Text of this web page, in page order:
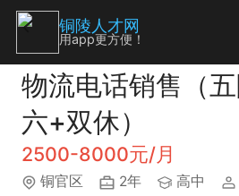
物流电话销售（
六+双休）
2500-8000元/月
铜官区 2年 高中
铜陵人才网
用app更方便！